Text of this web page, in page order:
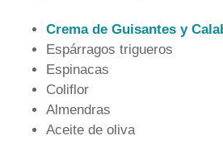
Crema de Guisantes y
Espárragos trigueros
Espinacas
Coliflor
Almendras
Aceite de oliva